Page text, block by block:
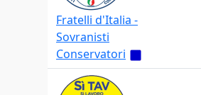
Fratelli d'Italia -
Sovranisti
Conservatori